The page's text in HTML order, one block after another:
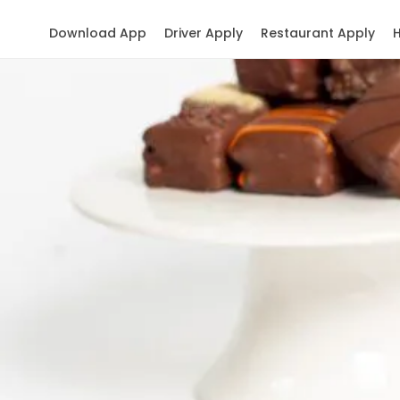
Restaurant Apply
Driver Apply
Download App